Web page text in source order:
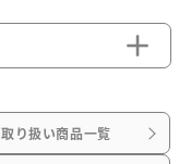
取り扱い商品一覧